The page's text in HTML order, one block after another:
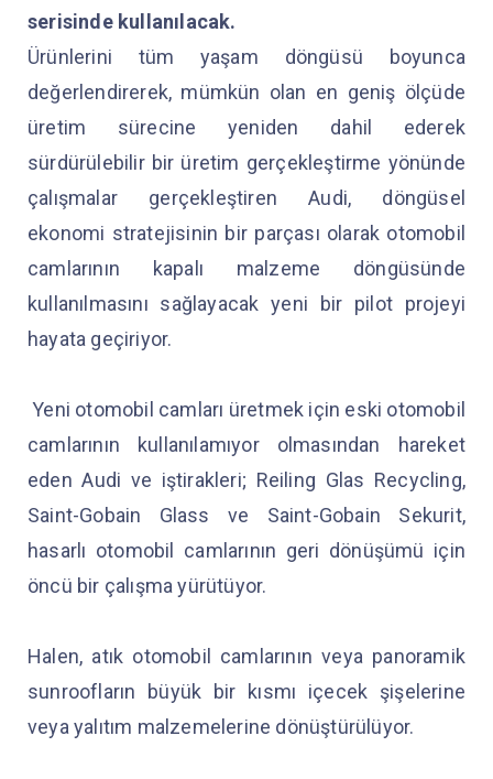
serisinde kullanılacak.
Ürünlerini tüm yaşam döngüsü boyunca
değerlendirerek, mümkün olan en geniş ölçüde
üretim sürecine yeniden dahil ederek
sürdürülebilir bir üretim gerçekleştirme yönünde
çalışmalar gerçekleştiren Audi, döngüsel
ekonomi stratejisinin bir parçası olarak otomobil
camlarının kapalı malzeme döngüsünde
kullanılmasını sağlayacak yeni bir pilot projeyi
hayata geçiriyor.
Yeni otomobil camları üretmek için eski otomobil
camlarının kullanılamıyor olmasından hareket
eden Audi ve iştirakleri; Reiling Glas Recycling,
Saint-Gobain Glass ve Saint-Gobain Sekurit,
hasarlı otomobil camlarının geri dönüşümü için
öncü bir çalışma yürütüyor.
Halen, atık otomobil camlarının veya panoramik
sunroofların büyük bir kısmı içecek şişelerine
veya yalıtım malzemelerine dönüştürülüyor.